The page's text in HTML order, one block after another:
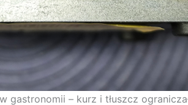
gastronomii – kurz i tłuszcz